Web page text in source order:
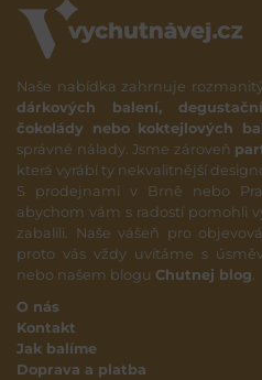
Naše nabídka zahrnuje
dárkových balení,
čokolády nebo koktejlových
správné nálady. Jsme zároveň
která vyrábí ty nekvalitnější
S prodejnami v Brně nebo
abychom vám s radostí pomohli
zabalili. Naše vášeň pro
proto vás vždy uvítáme s
nebo našem blogu Chutnej blog
O nás
Kontakt
Jak balíme
Doprava a platba